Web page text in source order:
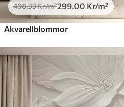
498.33Kr/m²299 .00 Kr/m²
Akvarellblommor